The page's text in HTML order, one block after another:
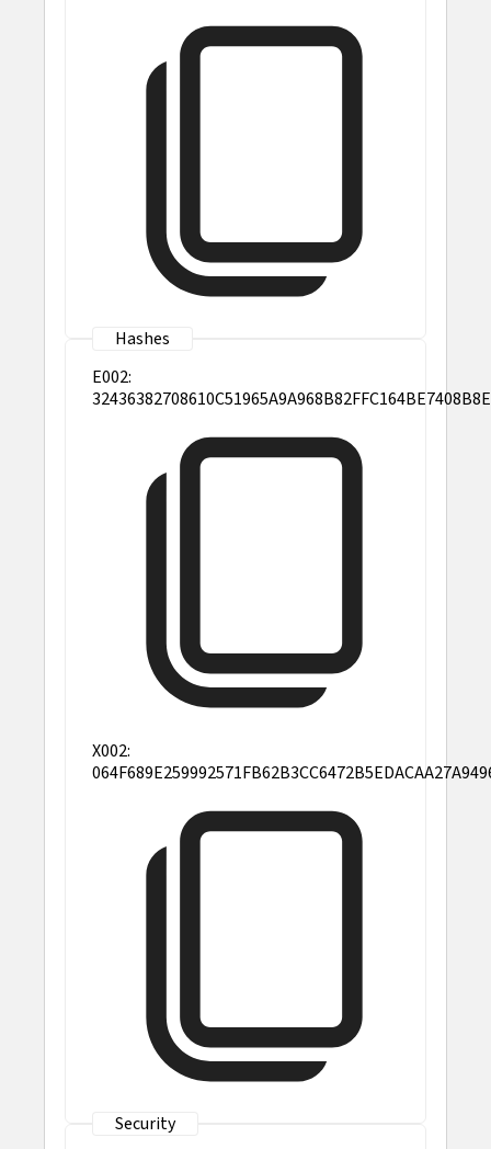
E002:
X002: